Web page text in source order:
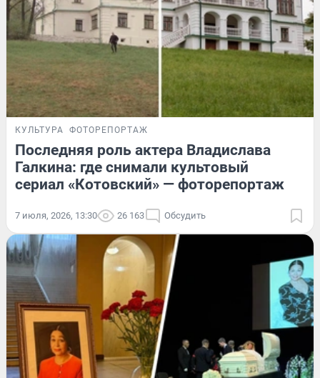
КУЛЬТУРА ФОТОРЕПОРТАЖ
Последняя роль актера Владислава
Галкина: где снимали культовый
сериал «Котовский» — фоторепортаж
7 июля, 2026, 13:30 26 163 Обсудить